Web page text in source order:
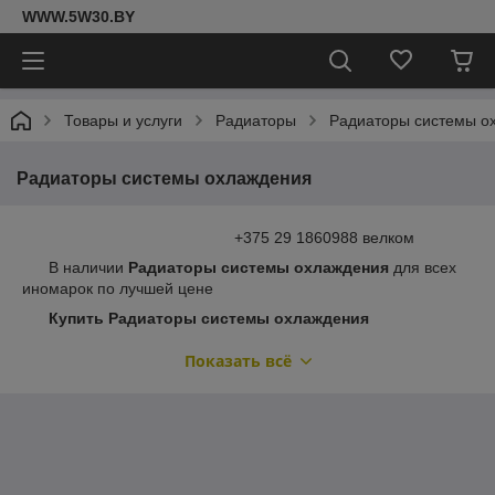
WWW.5W30.BY
Товары и услуги Радиаторы Радиаторы системы
Радиаторы системы охлаждения
+375 29 1860988 велком
В наличии Радиаторы системы охлаждения для всех
иномарок по лучшей цене
Купить Радиаторы системы охлаждения
AKS , Радиаторы системы охлаждения AVA COOLING
Показать всё